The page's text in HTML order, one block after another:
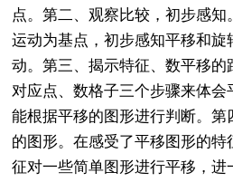
点。第二、观察比较，初步感
运动为基点，初步感知平移和旋
动。第三、揭示特征、数平移
对应点、数格子三个步骤来体
能根据平移的图形进行判断。第
的图形。在感受了平移图形的
征对一些简单图形进行平移，进